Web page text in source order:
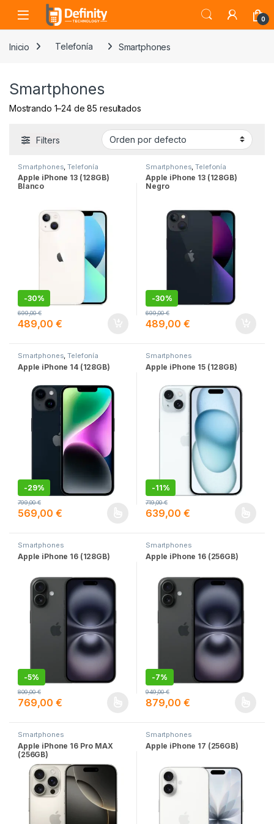
Skip to navigation
Skip to content
Open 0
Inicio Telefonía Smartphones
Smartphones
Mostrando 1–24 de 85 resultados
Filters
Smartphones ,Telefonía
Apple iPhone 13 (128GB)
Blanco
-30%
489,00€
699,00€
Smartphones ,Telefonía
Apple iPhone 13 (128GB)
Negro
-30%
489,00€
699,00€
Smartphones,Telefonía
Apple iPhone 14 (128GB)
-29%
569,00€
799,00€
Este producto tiene múltiples variantes. Las opciones se
Smartphones
Apple iPhone 15 (128GB)
-11%
639,00€
719,00€
Este producto tiene múltiples
Smartphones
Apple iPhone 16 (128GB)
-5%
769,00€
809,00€
Este producto tiene múltiples variantes. Las opciones se
Smartphones
Apple iPhone 16 (256GB)
-7%
879,00€
949,00€
Este producto tiene múltiples
Smartphones
Apple iPhone 16 Pro MAX
(256GB)
Smartphones
Apple iPhone 17 (256GB)